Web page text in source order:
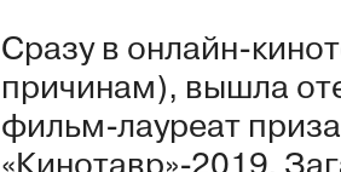
Сразу в онлайн-
причинам), вышла
фильм-лауреат